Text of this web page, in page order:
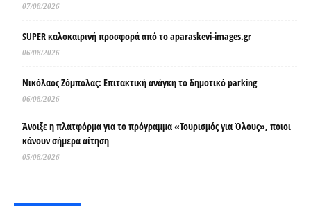
07/08/2026
SUPER καλοκαιρινή προσφορά από το aparaskevi-images.gr
06/08/2026
Νικόλαος Ζόμπολας: Επιτακτική ανάγκη το δημοτικό parking
06/08/2026
Άνοιξε η πλατφόρμα για το πρόγραμμα «Τουρισμός για Όλους», ποιοι
κάνουν σήμερα αίτηση
05/08/2026